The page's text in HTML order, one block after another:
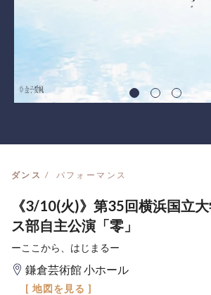
ダンス パフォーマンス
《3/10(火)》第35回横浜国立
ス部自主公演「零」
ーここから、はじまるー
鎌倉芸術館 小ホール
[ 地図を見る ]